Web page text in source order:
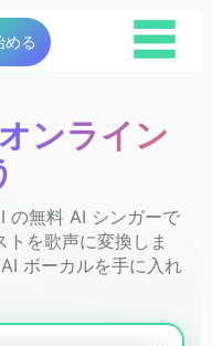
める ☰
ンライン
の無料 AI シンガーで
を歌声に変換しま
ボーカルを手に入れ